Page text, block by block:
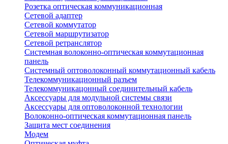
Розетка оптическая коммуникационная
Сетевой адаптер
Сетевой коммутатор
Сетевой маршрутизатор
Сетевой ретранслятор
Системная волоконно-оптическая коммутационная
панель
Системный оптоволоконный коммутационный кабель
Телекоммуникационный разъем
Телекоммуникацонный соединительный кабель
Аксессуары для модульной системы связи
Аксессуары для оптоволоконной технологии
Волоконно-оптическая коммутационная панель
Защита мест соединения
Модем